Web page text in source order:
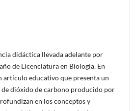
didáctica llevada adelante por
de Licenciatura en Biología. En
artículo educativo que presenta un
dióxido de carbono producido por
en los conceptos y